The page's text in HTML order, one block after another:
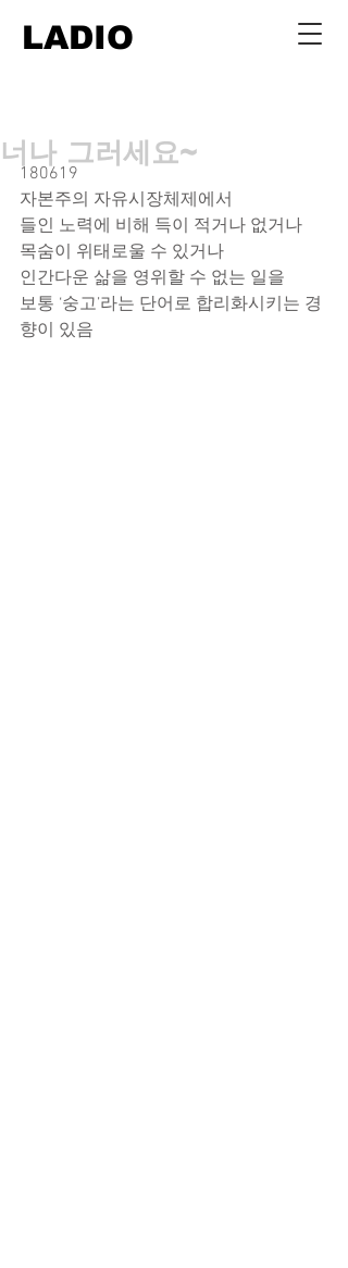
LADIO
너나 그러세요~
180619
자본주의 자유시장체제에서
들인 노력에 비해 득이 적거나 없거나
목숨이 위태로울 수 있거나
인간다운 삶을 영위할 수 없는 일을
보통 ‘숭고’라는 단어로 합리화시키는 경
향이 있음